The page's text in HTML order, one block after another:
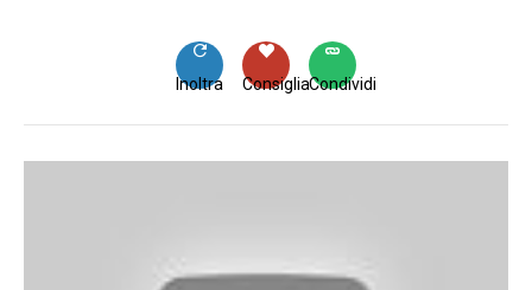
Condividi
Consiglia
Inoltra